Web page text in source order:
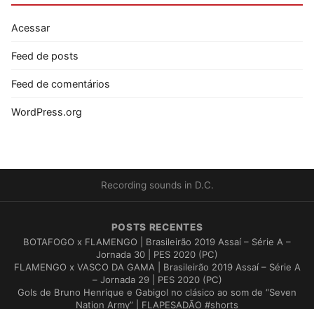
Acessar
Feed de posts
Feed de comentários
WordPress.org
Recording sounds in D.C.
POSTS RECENTES
BOTAFOGO x FLAMENGO | Brasileirão 2019 Assaí – Série A –
Jornada 30 | PES 2020 (PC)
FLAMENGO x VASCO DA GAMA | Brasileirão 2019 Assaí – Série A
– Jornada 29 | PES 2020 (PC)
Gols de Bruno Henrique e Gabigol no clásico ao som de “Seven
Nation Army” | FLAPESADÃO #shorts